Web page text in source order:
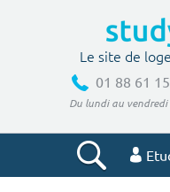
Le site de
01 88 61
Du lundi au